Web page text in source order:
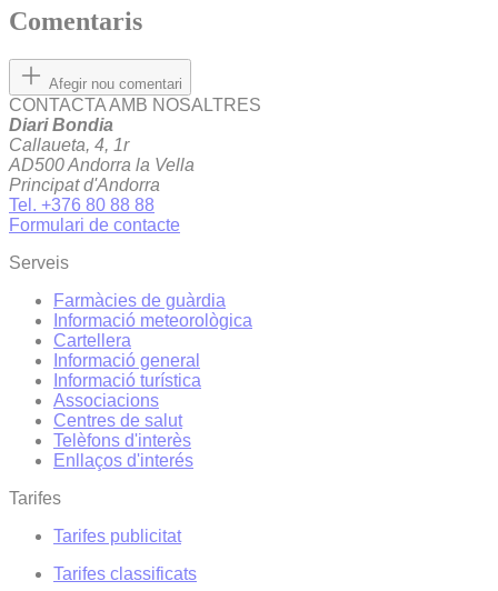
Comentaris
Afegir nou comentari
CONTACTA AMB NOSALTRES
Diari Bondia
Callaueta, 4, 1r
AD500 Andorra la Vella
Principat d'Andorra
Tel. +376 80 88 88
Formulari de contacte
Serveis
Farmàcies de guàrdia
Informació meteorològica
Cartellera
Informació general
Informació turística
Associacions
Centres de salut
Telèfons d'interès
Enllaços d'interés
Tarifes
Tarifes publicitat
Tarifes classificats